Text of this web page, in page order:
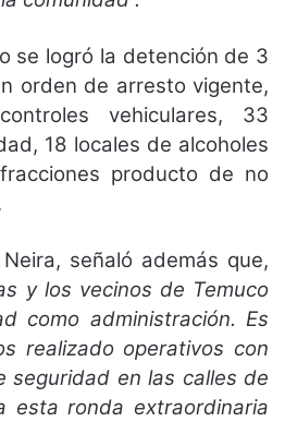
se logró la detención de 3
orden de arresto vigente,
vehiculares, 33
18 locales de alcoholes
producto de no
señaló además que,
y los vecinos de Temuco
como administración. Es
realizado operativos con
seguridad en las calles de
esta ronda extraordinaria